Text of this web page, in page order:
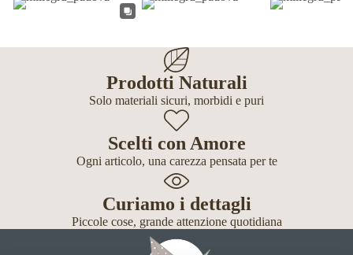
Prodotti Naturali
Solo materiali sicuri, morbidi e puri
Scelti con Amore
Ogni articolo, una carezza pensata per te
Curiamo i dettagli
Piccole cose, grande attenzione quotidiana